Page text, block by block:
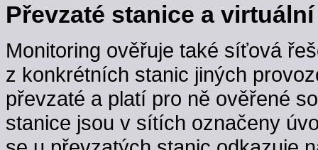
Převzaté stanice a
Monitoring ověřuje také síťová
z konkrétních stanic jiných
převzaté a platí pro ně ověřené
stanice jsou v sítích označeny